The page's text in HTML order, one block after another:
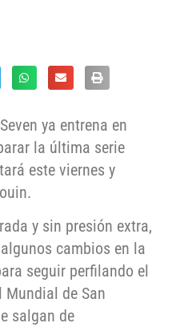
ya entrena en
la última serie
este viernes y
y sin presión extra,
cambios en la
seguir perfilando el
Mundial de San
salgan de